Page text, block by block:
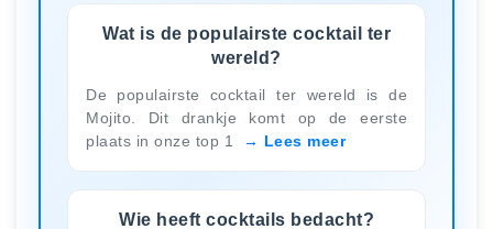
Wat is de populairste cocktail ter
wereld?
De populairste cocktail ter wereld is de
Mojito. Dit drankje komt op de eerste
plaats in onze top 1
Lees meer
Wie heeft cocktails bedacht?